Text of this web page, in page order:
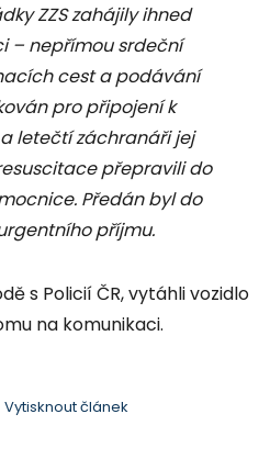
ZZS zahájily ihned
– nepřímou srdeční
cest a podávání
pro připojení k
letečtí záchranáři jej
přepravili do
Předán byl do
příjmu.
s Policií ČR, vytáhli vozidlo
na komunikaci.
Vytisknout článek